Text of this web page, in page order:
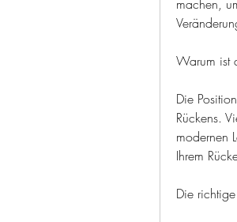
machen,
Warum ist
Die
Rückens.
modernen
Ihrem
Die